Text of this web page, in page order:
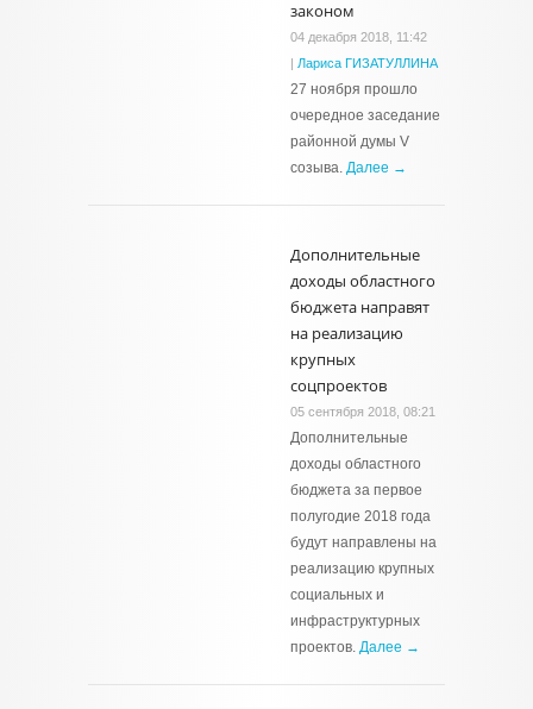
законом
04 декабря 2018, 11:42
| Лариса ГИЗАТУЛЛИНА
27 ноября прошло
очередное заседание
районной думы V
созыва. Далее →
Дополнительные
доходы областного
бюджета направят
на реализацию
крупных
соцпроектов
05 сентября 2018, 08:21
Дополнительные
доходы областного
бюджета за первое
полугодие 2018 года
будут направлены на
реализацию крупных
социальных и
инфраструктурных
проектов. Далее →